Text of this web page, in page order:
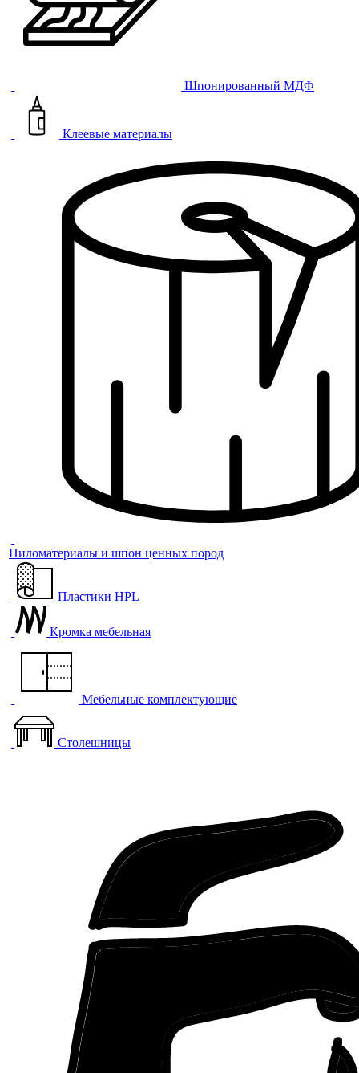
Шпонированный МДФ
Клеевые материалы
Пиломатериалы и шпон ценных пород
Пластики HPL
Кромка мебельная
Мебельные комплектующие
Столешницы